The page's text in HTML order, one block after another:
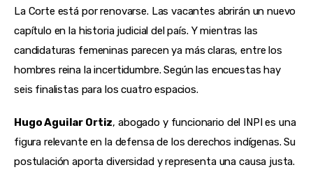
La Corte está por renovarse. Las vacantes abrirán un nuevo
capítulo en la historia judicial del país. Y mientras las
candidaturas femeninas parecen ya más claras, entre los
hombres reina la incertidumbre. Según las encuestas hay
seis finalistas para los cuatro espacios.
Hugo Aguilar Ortiz, abogado y funcionario del INPI es una
figura relevante en la defensa de los derechos indígenas. Su
postulación aporta diversidad y representa una causa justa.